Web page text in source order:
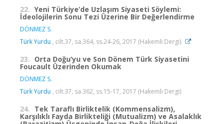
22. Yeni Türkiye’de Uzlaşım Siyaseti Söylemi:
İdeolojilerin Sonu Tezi Üzerine Bir Değerlendirme
DÖNMEZ S.
Türk Yurdu , cilt.37, sa.364, ss.24-26, 2017 (Hakemli Dergi)
23. Orta Doğu’yu ve Son Dönem Türk Siyasetini
Foucault Üzerinden Okumak
DÖNMEZ S.
Türk Yurdu , cilt.37, sa.362, ss.15-17, 2017 (Hakemli Dergi)
24. Tek Taraflı Birliktelik (Kommensalizm),
Karşılıklı Fayda Birlikteliği (Mutualizm) ve Asalaklık